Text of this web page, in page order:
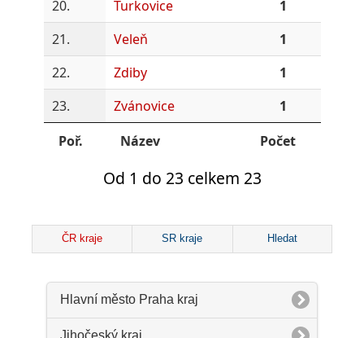
20.
Turkovice
1
21.
Veleň
1
22.
Zdiby
1
23.
Zvánovice
1
Poř.
Název Počet
Od 1 do 23 celkem 23
ČR kraje SR kraje Hledat
Hlavní město Praha kraj
Jihočeský kraj